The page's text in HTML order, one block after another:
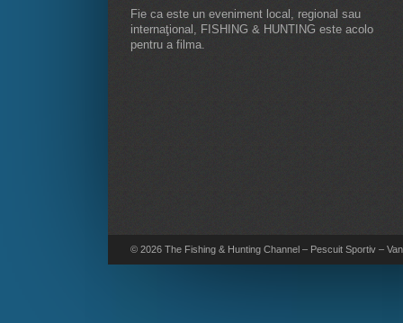
Fie ca este un eveniment local, regional sau
internaţional, FISHING & HUNTING este acolo
pentru a filma.
© 2026 The Fishing & Hunting Channel – Pescuit Sportiv –